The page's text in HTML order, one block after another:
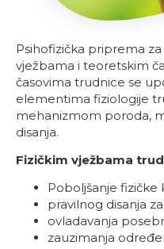
Psihofizička priprema
vježbama i teoretskim
časovima trudnice se
elementima fiziologije
mehanizmom poroda,
disanja.
Fizičkim vježbama
Poboljšanje fizičke
pravilnog disanja
ovladavanja
zauzimanja